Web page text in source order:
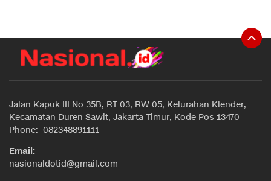
Jalan Kapuk III No 35B, RT 03, RW 05, Kelurahan Klender,
Kecamatan Duren Sawit, Jakarta Timur, Kode Pos 13470
Phone: 082348891111
Email:
nasionaldotid@gmail.com